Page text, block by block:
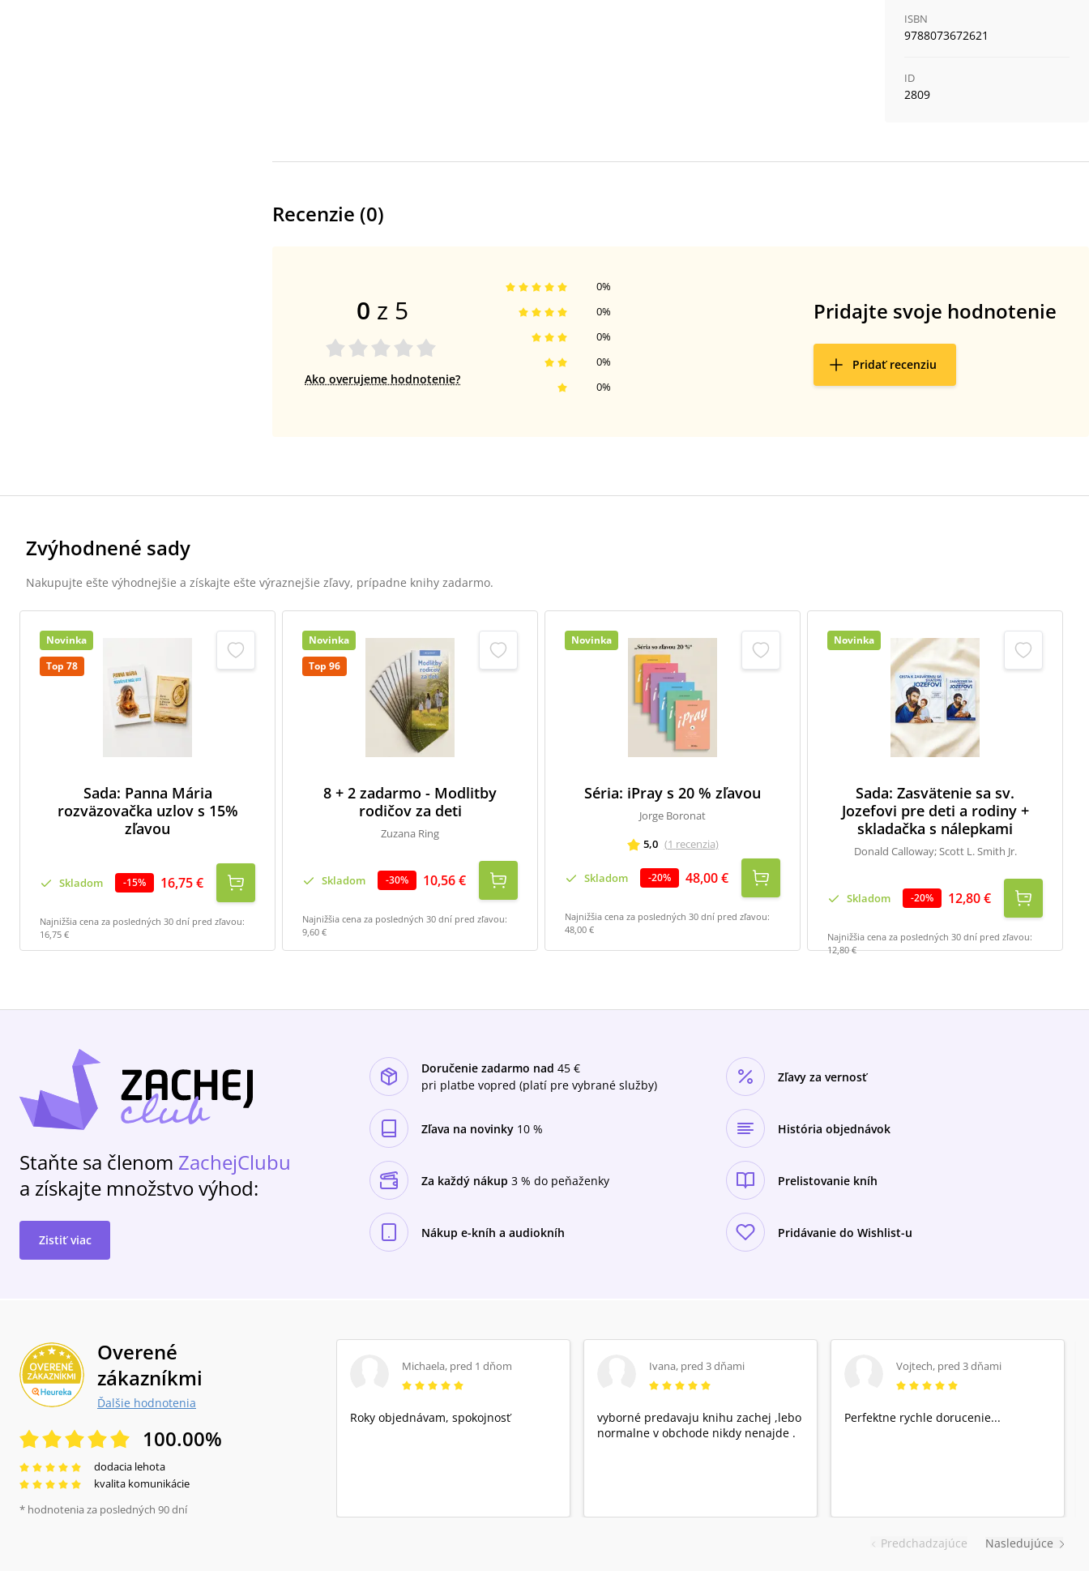
ISBN
9788073672621
ID
2809
Recenzie (0)
0 z 5
Ako overujeme hodnotenie? 0%
0%
0%
0%
0%
Pridajte svoje hodnotenie
Pridať recenziu
Zvýhodnené sady
Nakupujte ešte výhodnejšie a získajte ešte výraznejšie zľavy, prípadne knihy zadarmo.
Novinka
Top 78
Sada: Panna Mária
rozväzovačka uzlov s 15%
zľavou
Skladom -15% 16,75 €
Najnižšia cena za posledných 30 dní pred zľavou:
16,75 €
Novinka
Top 96
8 + 2 zadarmo - Modlitby
rodičov za deti
Zuzana Ring
Skladom -30% 10,56 €
Najnižšia cena za posledných 30 dní pred zľavou:
9,60 €
Novinka
Séria: iPray s 20 % zľavou
Jorge Boronat
5,0 (1 recenzia)
Skladom -20% 48,00 €
Najnižšia cena za posledných 30 dní pred zľavou:
48,00 €
Novinka
Sada: Zasvätenie sa sv.
Jozefovi pre deti a rodiny +
skladačka s nálepkami
Donald Calloway; Scott L. Smith Jr.
Skladom -20% 12,80 €
Najnižšia cena za posledných 30 dní pred zľavou:
12,80 €
Staňte sa členom ZachejClubu
a získajte množstvo výhod:
Zistiť viac
Doručenie zadarmo nad 45 €
pri platbe vopred (platí pre vybrané služby)
Zľavy za vernosť
Zľava na novinky 10 % História objednávok
Za každý nákup 3 % do peňaženky Prelistovanie kníh
Nákup e-kníh a audiokníh Pridávanie do Wishlist-u
Overené
zákazníkmi
Ďalšie hodnotenia
100.00%
dodacia lehota
kvalita komunikácie
* hodnotenia za posledných 90 dní
Predchadzajúce
Michaela, pred 1 dňom
Roky objednávam, spokojnosť
Ivana, pred 3 dňami
vyborné predavaju knihu zachej ,lebo
normalne v obchode nikdy nenajde .
Vojtech, pred 3 dňami
Perfektne rychle dorucenie...
Nasledujúce